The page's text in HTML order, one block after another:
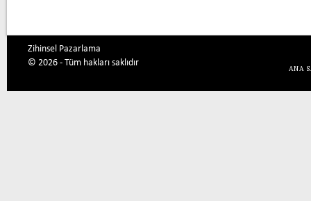
Zihinsel Pazarlama
© 2026 - Tüm hakları saklıdır
ANA